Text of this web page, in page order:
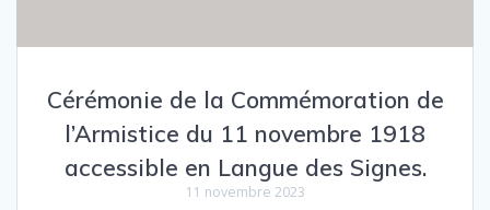
Cérémonie de la Commémoration de
l’Armistice du 11 novembre 1918
accessible en Langue des Signes.
11 novembre 2023